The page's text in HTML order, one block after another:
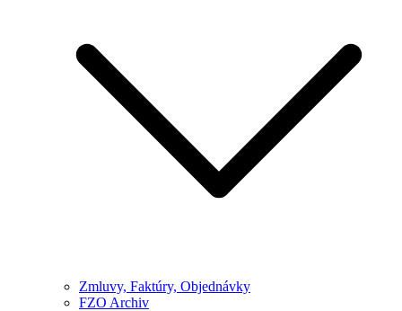
Zmluvy, Faktúry, Objednávky
FZO Archiv